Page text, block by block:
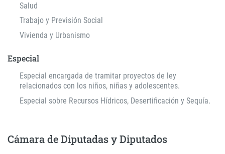
Salud
Trabajo y Previsión Social
Vivienda y Urbanismo
Especial
Especial encargada de tramitar proyectos de ley
relacionados con los niños, niñas y adolescentes.
Especial sobre Recursos Hídricos, Desertificación y Sequía.
Cámara de Diputadas y Diputados